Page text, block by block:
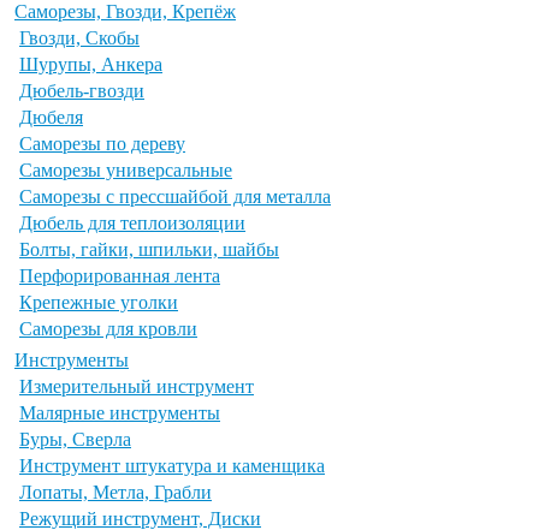
Саморезы, Гвозди, Крепёж
Гвозди, Скобы
Шурупы, Анкера
Дюбель-гвозди
Дюбеля
Саморезы по дереву
Саморезы универсальные
Саморезы с прессшайбой для металла
Дюбель для теплоизоляции
Болты, гайки, шпильки, шайбы
Перфорированная лента
Крепежные уголки
Саморезы для кровли
Инструменты
Измерительный инструмент
Малярные инструменты
Буры, Сверла
Инструмент штукатура и каменщика
Лопаты, Метла, Грабли
Режущий инструмент, Диски